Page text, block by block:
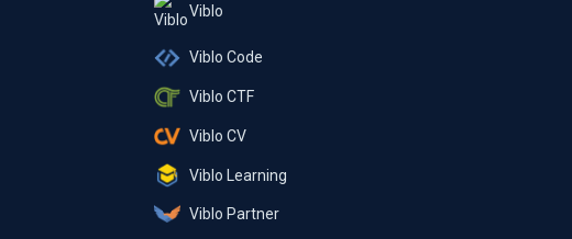
Viblo
Viblo Code
Viblo CTF
Viblo CV
Viblo Learning
Viblo Partner